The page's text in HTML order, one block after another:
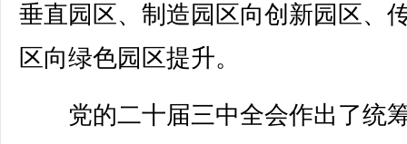
垂直园区、制造园区向创新园区、
区向绿色园区提升。
党的二十届三中全会作出了统